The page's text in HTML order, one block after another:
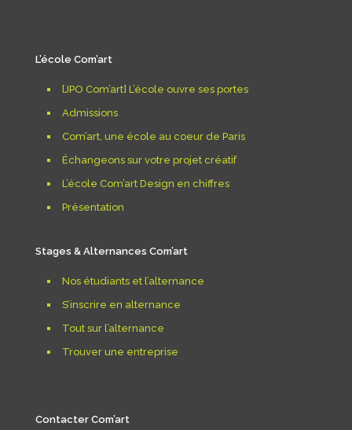
L’école Com’art
[JPO Com’art] L’école ouvre ses portes
Admissions
Com’art, une école au coeur de Paris
Échangeons sur votre projet créatif
L’école Com’art Design en chiffres
Présentation
Stages & Alternances Com’art
Nos étudiants et l’alternance
S’inscrire en alternance
Tout sur l’alternance
Trouver une entreprise
Contacter Com’art